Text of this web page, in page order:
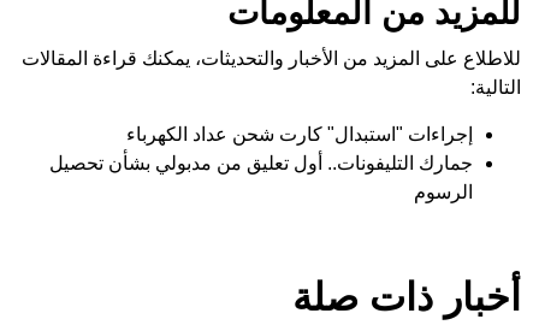
للمزيد من المعلومات
للاطلاع على المزيد من الأخبار والتحديثات، يمكنك قراءة المقالات
التالية:
إجراءات "استبدال" كارت شحن عداد الكهرباء
جمارك التليفونات.. أول تعليق من مدبولي بشأن تحصيل
الرسوم
أخبار ذات صلة